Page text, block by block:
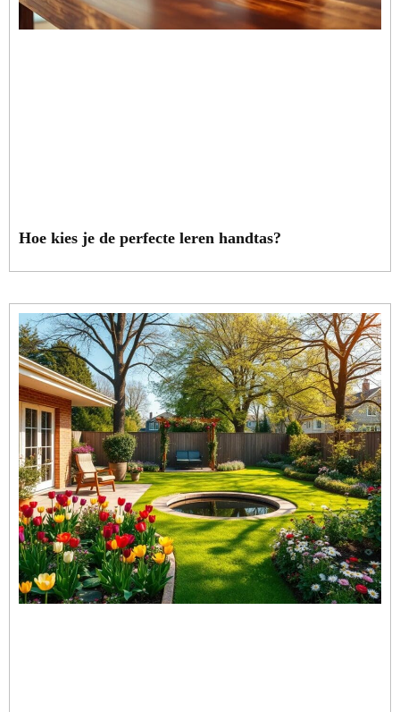
Hoe kies je de perfecte leren handtas?